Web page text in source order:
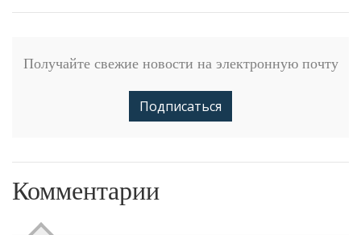
Получайте свежие новости на электронную почту
Подписаться
Комментарии